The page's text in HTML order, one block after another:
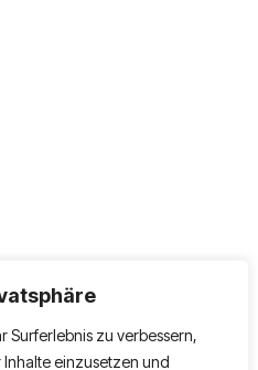
Surferlebnis zu verbessern,
einzusetzen und